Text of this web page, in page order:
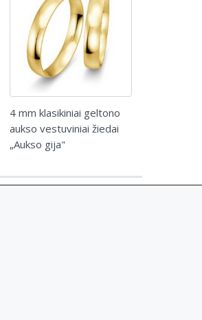
4 mm klasikiniai geltono
aukso vestuviniai žiedai
„Aukso gija"